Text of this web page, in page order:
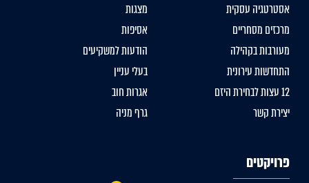
אסטרטגיה עסקית
מרכזים מסחריים
מעורבות בקהילה
התחדשות עירונית
12 עצות לבחירת היזם
יצירת קשר
מצגות
אסיפות
הודעות למשקיעים
בעלי עניין
אגרות חוב
גרף מניה
פרויקטים